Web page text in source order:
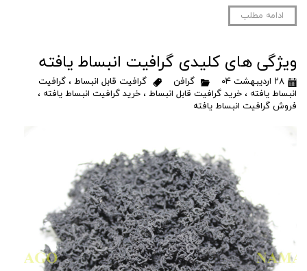
ادامه مطلب
ویژگی های کلیدی گرافیت انبساط یافته
۲۸ اردیبهشت ۰۴ گرافن گرافیت قابل انبساط ، گرافیت
انبساط یافته ، خرید گرافیت قابل انبساط ، خرید گرافیت انبساط یافته ،
فروش گرافیت انبساط یافته